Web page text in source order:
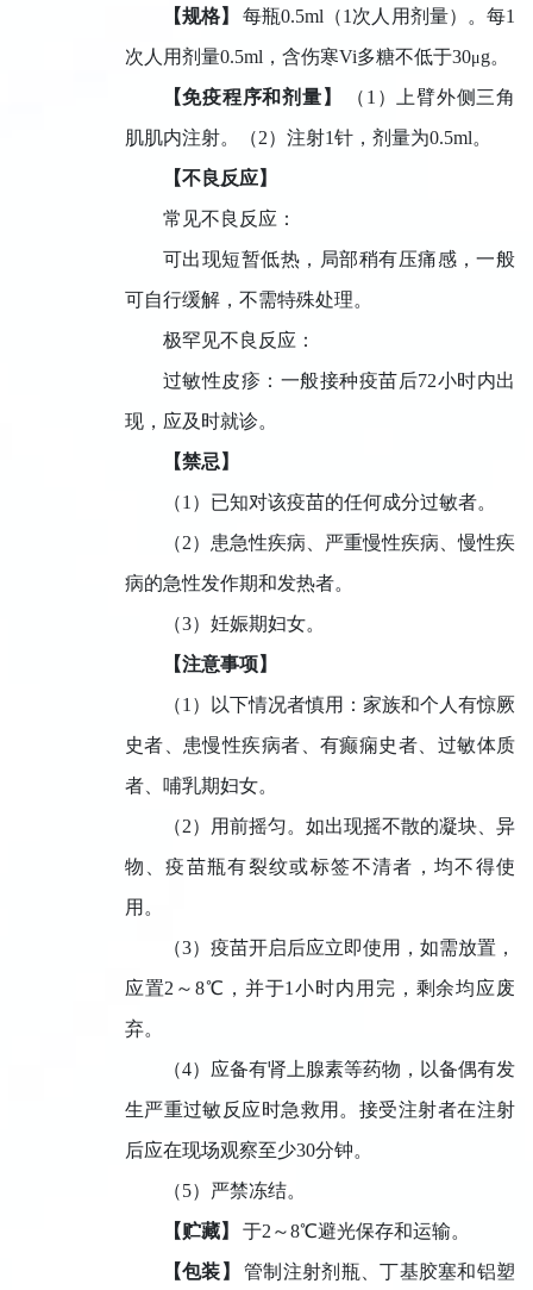
【规格】
每瓶0.5ml （1 次人用剂量）。每1
次人用剂量0.5ml ，含伤寒Vi多糖不低于30μg。
【免疫程序和剂量】
（ 1 ）上臂外侧三角
肌肌内注射。（2）注射1针，剂量为0.5ml。
【不良反应】
常见不良反应：
可出现短暂低热，局部稍有压痛感，一般
可自行缓解，不需特殊处理。
极罕见不良反应：
过敏性皮疹：一般接种疫苗后72小时内出
现，应及时就诊。
【禁忌】
（1 ）已知对该疫苗的任何成分过敏者。
（2）患急性疾病、严重慢性疾病、慢性疾
病的急性发作期和发热者。
（3）妊娠期妇女。
【注意事项】
（1 ）以下情况者慎用：家族和个人有惊厥
史者、患慢性疾病者、有癫痫史者、过敏体质
者、哺乳期妇女。
（2）用前摇匀。如出现摇不散的凝块、异
物、疫苗瓶有裂纹或标签不清者，均不得使
用。
（3）疫苗开启后应立即使用，如需放置，
应置2 ～8℃，并于1 小时内用完，剩余均应废
弃。
（4）应备有肾上腺素等药物，以备偶有发
生严重过敏反应时急救用。接受注射者在注射
后应在现场观察至少30分钟。
（5）严禁冻结。
【贮藏】
于2 ～8℃避光保存和运输。
【包装】
管制注射剂瓶、丁基胶塞和铝塑